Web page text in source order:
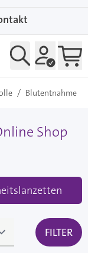
/ Blutentnahme
Shop
FILTER